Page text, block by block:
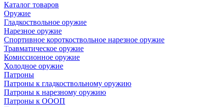
Каталог товаров
Оружие
Гладкоствольное оружие
Нарезное оружие
Спортивное короткоствольное нарезное оружие
Травматическое оружие
Комиссионное оружие
Холодное оружие
Патроны
Патроны к гладкоствольному оружию
Патроны к нарезному оружию
Патроны к ОООП